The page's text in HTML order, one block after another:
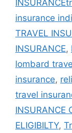
insurance
TRAVEL
INSURANCE,
lombard
insurance,
travel
INSURANCE
ELIGIBILTY,